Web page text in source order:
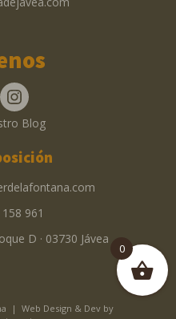
Blog
961
D · 03730 Jávea
| Web Design & Dev by
0